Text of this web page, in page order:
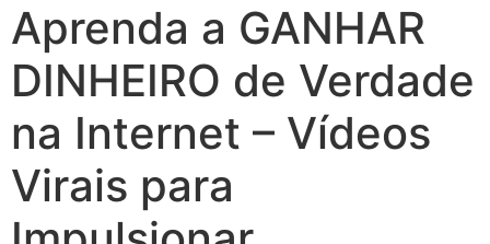
Aprenda a GANHAR
DINHEIRO de Verdade
na Internet – Vídeos
Virais para